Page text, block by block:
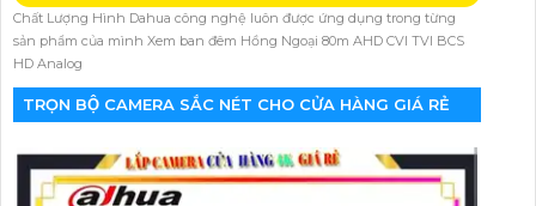
Chất Lượng Hình Dahua công nghệ luôn được ứng dụng trong từng
sản phẩm của mình Xem ban đêm Hồng Ngoại 80m AHD CVI TVI BCS
HD Analog
TRỌN BỘ CAMERA SẮC NÉT CHO CỬA HÀNG GIÁ RẺ